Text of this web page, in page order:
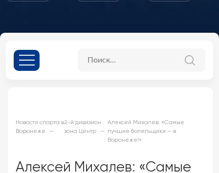
Новости спорта в
Воронеже
2-й дивизион
зона Центр
Алексей Михалев: «Самые
лучшие болельщики — в
Воронеже!»
Алексей Михалев: «Самые